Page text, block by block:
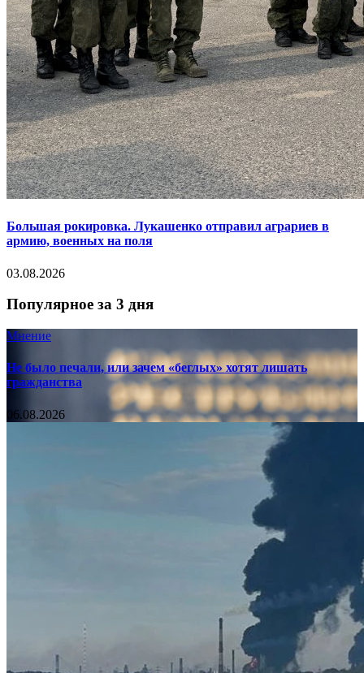
Большая рокировка. Лукашенко отправил аграриев в
армию, военных на поля
03.08.2026
Популярное за 3 дня
Мнение
Не было печали, или зачем «беглых» хотят лишать
гражданства
06.08.2026